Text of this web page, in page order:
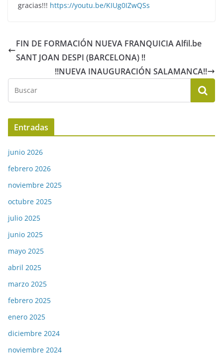
gracias!!! https://youtu.be/KIUg0IZwQSs
FIN DE FORMACIÓN NUEVA FRANQUICIA Alfil.be
SANT JOAN DESPI (BARCELONA) !!
!!NUEVA INAUGURACIÓN SALAMANCA!!
Entradas
junio 2026
febrero 2026
noviembre 2025
octubre 2025
julio 2025
junio 2025
mayo 2025
abril 2025
marzo 2025
febrero 2025
enero 2025
diciembre 2024
noviembre 2024